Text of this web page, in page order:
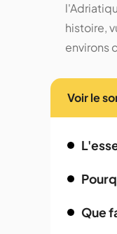
histoire,
environs
Voir le
Que